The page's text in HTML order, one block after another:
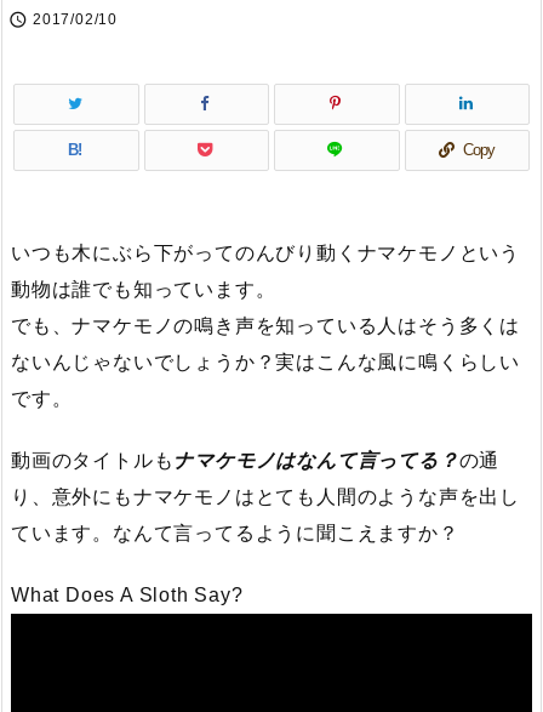
 2017/02/10
B! Copy
いつも木にぶら下がってのんびり動くナマケモノという
動物は誰でも知っています。
でも、ナマケモノの鳴き声を知っている人はそう多くは
ないんじゃないでしょうか？実はこんな風に鳴くらしい
です。
動画のタイトルも ナマケモノはなんて言ってる？の通
り、意外にもナマケモノはとても人間のような声を出し
ています。なんて言ってるように聞こえますか？
What Does A Sloth Say?